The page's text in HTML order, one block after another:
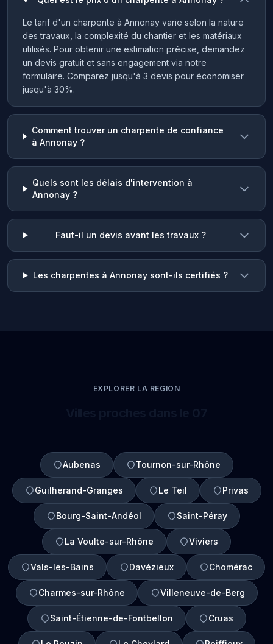
Le tarif d'un charpente à Annonay varie selon la nature
des travaux, la complexité du chantier et les matériaux
utilisés. Pour obtenir une estimation précise, demandez
un devis gratuit et sans engagement via notre
formulaire. Comparez jusqu'à 3 devis pour économiser
jusqu'à 30%.
Comment trouver un charpente de confiance
à Annonay ?
Quels sont les délais d'intervention à
Annonay ?
Faut-il un devis avant les travaux ?
Les charpentes à Annonay sont-ils certifiés ?
EXPLORER LA REGION
Aubenas Tournon-sur-Rhône
Guilherand-Granges Le Teil Privas
Bourg-Saint-Andéol Saint-Péray
La Voulte-sur-Rhône Viviers
Vals-les-Bains Davézieux Chomérac
Charmes-sur-Rhône Villeneuve-de-Berg
Saint-Étienne-de-Fontbellon Cruas